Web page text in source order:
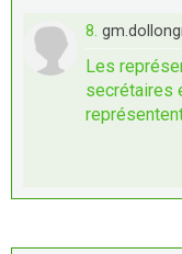
8.
Les
secrétaires